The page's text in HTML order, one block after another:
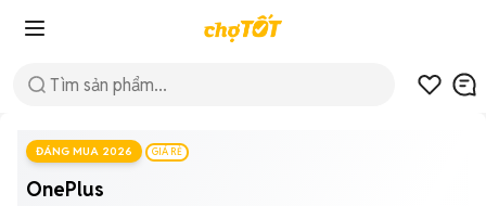
ĐÁNG MUA 2026 GIÁ RẺ
OnePlus